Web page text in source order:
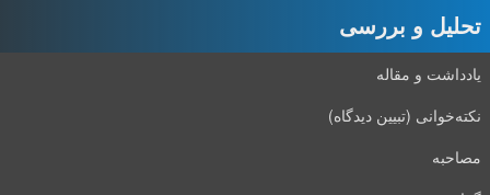
تحلیل و بررسی
یادداشت و مقاله
نکته‌خوانی (تبیین دیدگاه)
مصاحبه